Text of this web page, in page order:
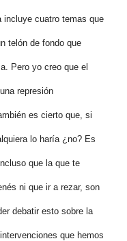
incluye cuatro temas que
telón de fondo que
Pero yo creo que el
represión
es cierto que, si
lo haría ¿no? Es
que la que te
ni que ir a rezar, son
debatir esto sobre la
que hemos